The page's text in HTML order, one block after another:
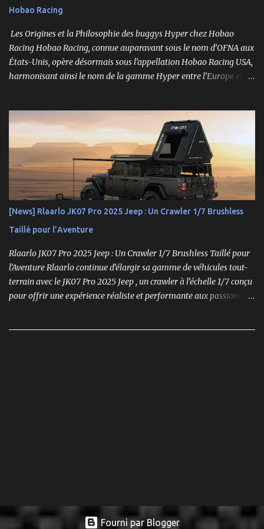
hexes + nouveau composé de pneus haute adhérence Nouvelle
Hobao Racing
Les Origines et la Philosophie des buggys Hyper chez Hobao
Racing Hobao Racing, connue auparavant sous le nom d’OFNA aux
États-Unis, opère désormais sous l’appellation Hobao Racing USA,
harmonisant ainsi le nom de la gamme Hyper entre l’Europe et les
Hyper, véritable référence pour les amateurs de buggys tout-
terrain, s’est imposée depuis son lancement dans les années 1990
comme un choix incontournable. Conçue pour répondre aux
exigences des pilotes compétitifs, elle se distingue par ses
performances optimales, sa robustesse et sa modularité, des
atouts essentiels sur les circuits off-road.
[News] Rlaarlo JK07 Pro 2025 Jeep : Un Crawler 1/7 Brushless
Taillé pour l’Aventure
Rlaarlo JK07 Pro 2025 Jeep : Un Crawler 1/7 Brushless Taillé pour
l’Aventure Rlaarlo continue d’élargir sa gamme de véhicules tout-
terrain avec le JK07 Pro 2025 Jeep , un crawler à l’échelle 1/7 conçu
pour offrir une expérience réaliste et performante aux passionnés
Fourni par Blogger